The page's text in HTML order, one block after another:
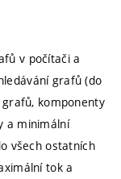
v počítači a
grafů (do
komponenty
a minimální
všech ostatních
tok a